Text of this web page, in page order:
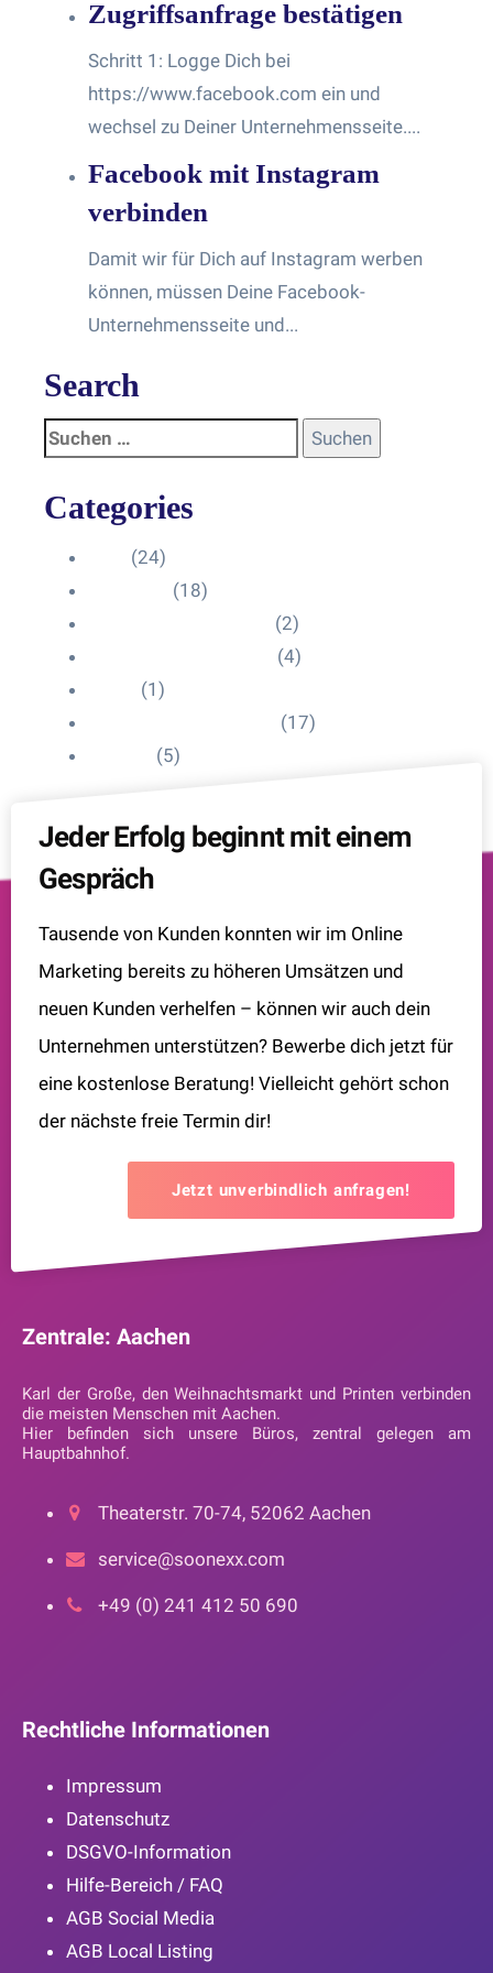
Zugriffsanfrage bestätigen
Schritt 1: Logge Dich bei
https://www.facebook.com ein und
wechsel zu Deiner Unternehmensseite....
Facebook mit Instagram
verbinden
Damit wir für Dich auf Instagram werben
können, müssen Deine Facebook-
Unternehmensseite und...
Search
Categories
(24)
(18)
(2)
(4)
(1)
(17)
(5)
Jeder Erfolg beginnt mit einem
Gespräch
Tausende von Kunden konnten wir im Online
Marketing bereits zu höheren Umsätzen und
neuen Kunden verhelfen – können wir auch dein
Unternehmen unterstützen? Bewerbe dich jetzt für
eine kostenlose Beratung! Vielleicht gehört schon
der nächste freie Termin dir!
Jetzt unverbindlich anfragen!
Zentrale: Aachen
Karl der Große, den Weihnachtsmarkt und Printen verbinden
die meisten Menschen mit Aachen.
Hier befinden sich unsere Büros, zentral gelegen am
Hauptbahnhof.
Theaterstr. 70-74, 52062 Aachen
service@soonexx.com
+49 (0) 241 412 50 690
Rechtliche Informationen
Impressum
Datenschutz
DSGVO-Information
Hilfe-Bereich / FAQ
AGB Social Media
AGB Local Listing